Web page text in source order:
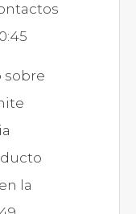
sobre
la